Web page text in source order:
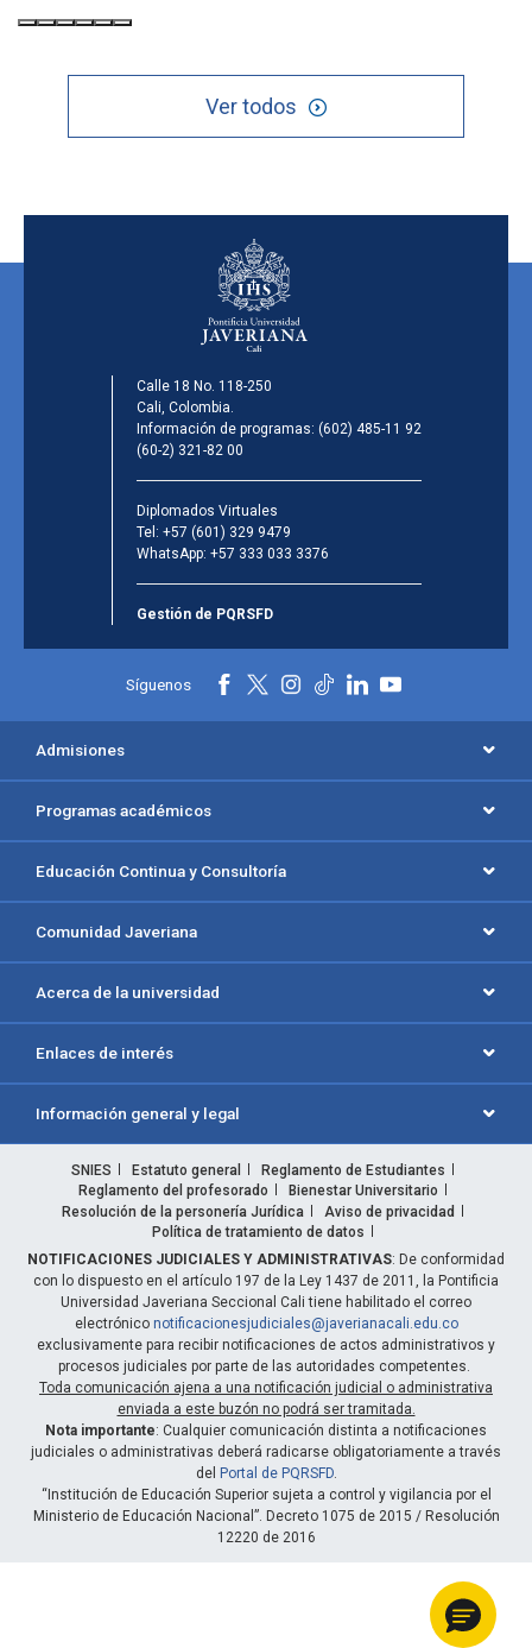
Ver todos
Calle 18 No. 118-250
Cali, Colombia.
Información de programas: (602) 485-11 92
(60-2) 321-82 00
Diplomados Virtuales
Tel: +57 (601) 329 9479
WhatsApp: +57 333 033 3376
Gestión de PQRSFD
Síguenos
Admisiones
Programas académicos
Educación Continua y Consultoría
Comunidad Javeriana
Acerca de la universidad
Enlaces de interés
Información general y legal
SNIES Estatuto general
Reglamento de Estudiantes
Reglamento del profesorado
Bienestar Universitario
Resolución de la personería Jurídica
Aviso de privacidad
Política de tratamiento de datos
NOTIFICACIONES JUDICIALES Y ADMINISTRATIVAS: De conformidad
con lo dispuesto en el artículo 197 de la Ley 1437 de 2011, la Pontificia
Universidad Javeriana Seccional Cali tiene habilitado el correo
electrónico notificacionesjudiciales@javerianacali.edu.co
exclusivamente para recibir notificaciones de actos administrativos y
procesos judiciales por parte de las autoridades competentes.
Toda comunicación ajena a una notificación judicial o administrativa
enviada a este buzón no podrá ser tramitada.
Nota importante: Cualquier comunicación distinta a notificaciones
judiciales o administrativas deberá radicarse obligatoriamente a través
del Portal de PQRSFD.
“Institución de Educación Superior sujeta a control y vigilancia por el
Ministerio de Educación Nacional”. Decreto 1075 de 2015 / Resolución
12220 de 2016